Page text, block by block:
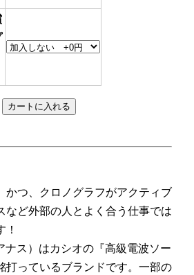
かつ、クロノグラフがアクティブ
など外部の人とよく合う仕事では
ナス）はカシオの『高級電波ソー
打っているブランドです。一部の